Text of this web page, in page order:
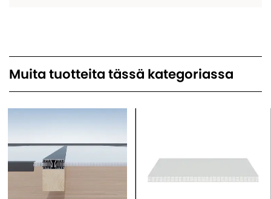
Muita tuotteita tässä kategoriassa